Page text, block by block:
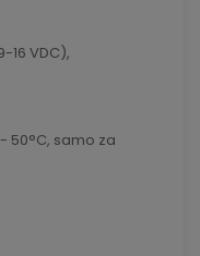
16 VDC),
- 50°C, samo za